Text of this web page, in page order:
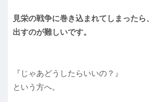
見栄の戦争に巻き込まれてしまったら
出すのが難しいです。
『じゃあどうしたらいいの？』
という方へ。